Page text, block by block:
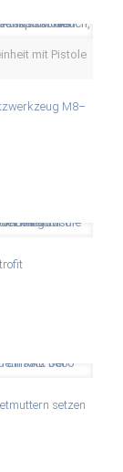
mit Pistole
M8–
setzen